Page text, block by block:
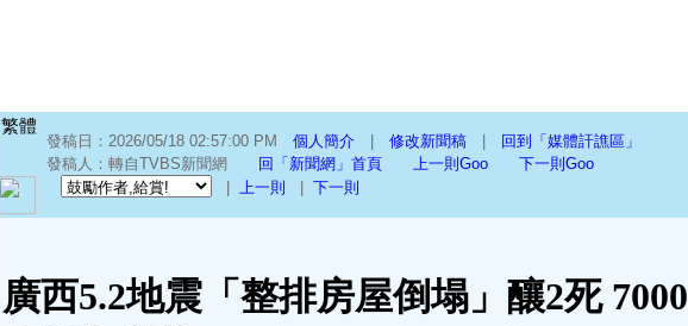
繁體
發稿日：2026/05/18 02:57:00 PM 個人簡介| 修改新聞稿|
回到「媒體訐譙區」
發稿人：轉自TVBS新聞網
回「新聞網」首頁 上一則Goo
下一則Goo
上一則 下一則
廣西5.2地震「整排房屋倒塌」釀2死 7000